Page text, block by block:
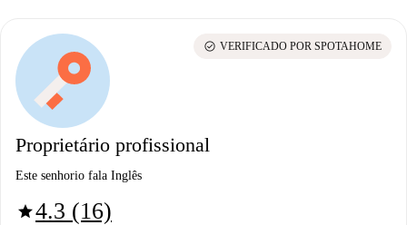
Proprietário profissional
Este senhorio fala Inglês
star4.3 (16)
check_circle VERIFICADO POR SPOTAHOME